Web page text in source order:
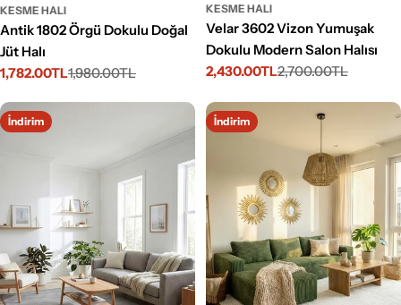
KESME HALI
Antik 1802 Örgü Dokulu Doğal
Jüt Halı
İndirimli
1,782.00TL
Normal
1,980.00TL
KESME HALI
Velar 3602 Vizon Yumuşak
Dokulu Modern Salon Halısı
İndirimli
2,430.00TL
Normal
2,700.00TL
İndirim İndirim